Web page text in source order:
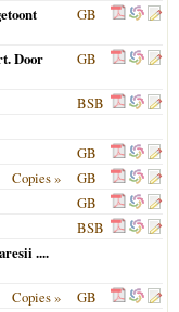
GB
Door
GB
BSB
GB
Copies »
GB
GB
BSB
....
Copies » GB